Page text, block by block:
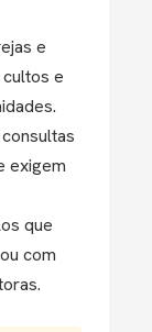
e
e
consultas
exigem
que
com